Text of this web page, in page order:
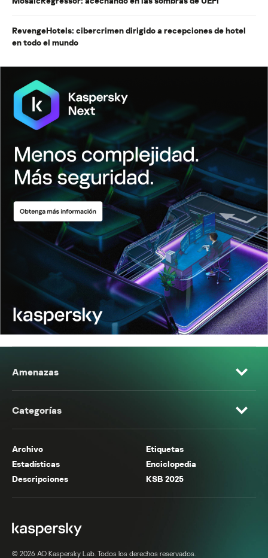
RevengeHotels: cibercrimen dirigido a recepciones de hotel
en todo el mundo
Amenazas
Categorías
Archivo
Etiquetas
Estadísticas
Enciclopedia
Descripciones
KSB 2025
© 2026 AO Kaspersky Lab. Todos los derechos reservados.